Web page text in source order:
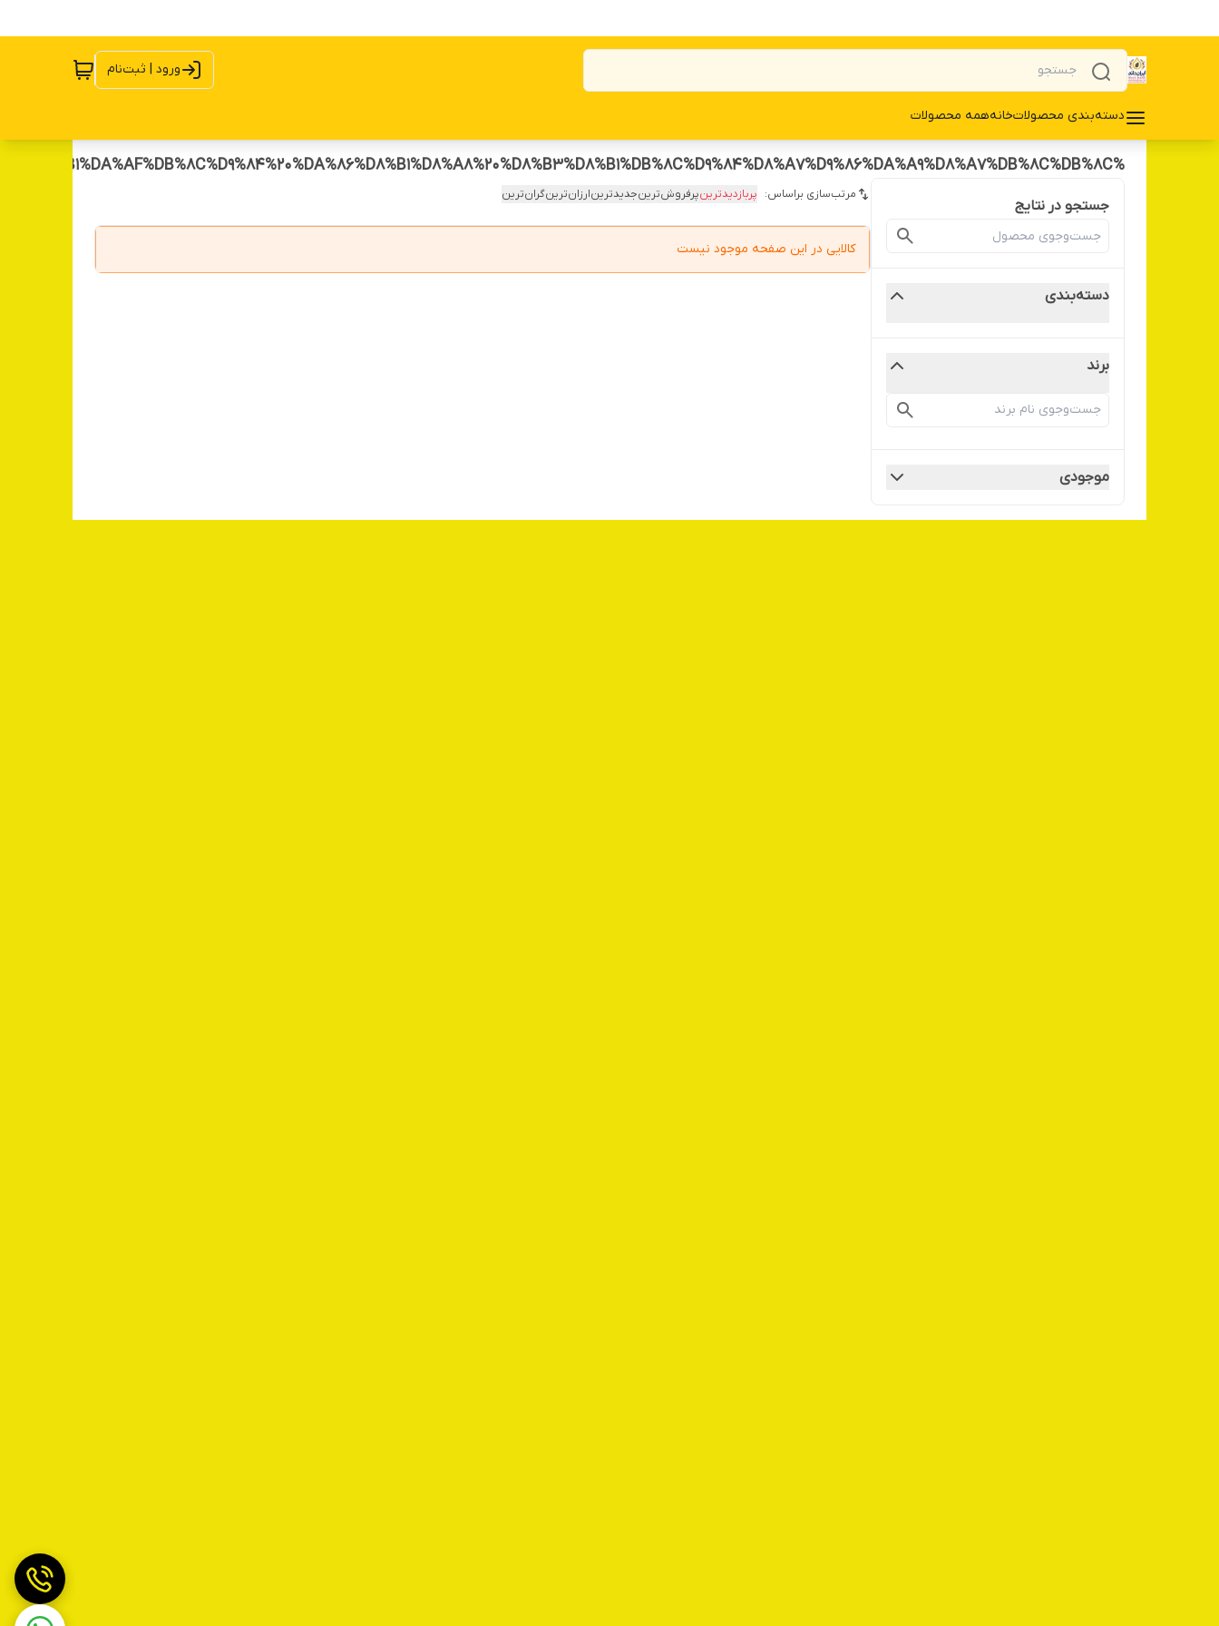
ورود | ثبت‌نام
دسته‌بندی محصولاتخانههمه محصولات
%D9%BE%D9%88%D8%AF%D8%B1%20%D9%86%D8%A7%D8%B1%DA%AF%DB%8C%D9%84%20%DA%86%D8%B1%D8%A8%20%D8%B3%D8%B1%DB%8C%D9%84%D8%A7%D9%86%DA%A9%D8%A7%DB%8C%DB%8C
جستجو در نتایج
دسته‌بندی
برند
موجودی
مرتب‌سازی براساس: پربازدیدترینپرفروش‌ترینجدیدترینارزان‌ترینگران‌ترین
کالایی در این صفحه موجود نیست